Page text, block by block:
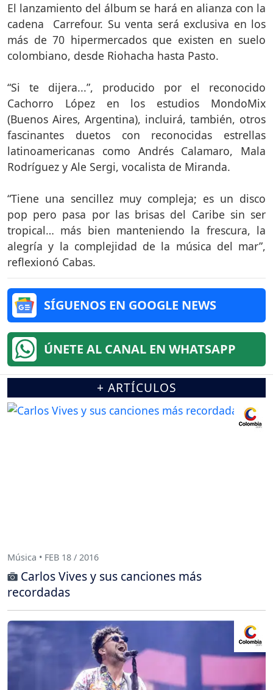
El lanzamiento del álbum se hará en alianza con la
cadena Carrefour. Su venta será exclusiva en los
más de 70 hipermercados que existen en suelo
colombiano, desde Riohacha hasta Pasto.
“Si te dijera...”, producido por el reconocido
Cachorro López en los estudios MondoMix
(Buenos Aires, Argentina), incluirá, también, otros
fascinantes duetos con reconocidas estrellas
latinoamericanas como Andrés Calamaro, Mala
Rodríguez y Ale Sergi, vocalista de Miranda.
“Tiene una sencillez muy compleja; es un disco
pop pero pasa por las brisas del Caribe sin ser
tropical… más bien manteniendo la frescura, la
alegría y la complejidad de la música del mar”,
reflexionó Cabas.
SÍGUENOS EN GOOGLE NEWS
ÚNETE AL CANAL EN WHATSAPP
+ ARTÍCULOS
Música • FEB 18 / 2016
Carlos Vives y sus canciones más
recordadas